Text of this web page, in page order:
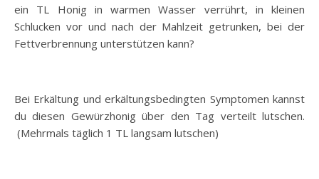
ein TL Honig in warmen Wasser verrührt, in kleinen
Schlucken vor und nach der Mahlzeit getrunken, bei der
Fettverbrennung unterstützen kann?
Bei Erkältung und erkältungsbedingten Symptomen kannst
du diesen Gewürzhonig über den Tag verteilt lutschen.
(Mehrmals täglich 1 TL langsam lutschen)